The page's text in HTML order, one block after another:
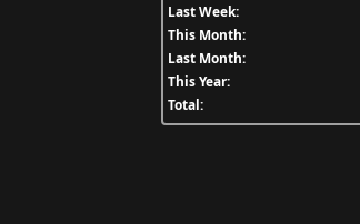
Last Week:
This Month:
Last Month:
This Year:
Total: